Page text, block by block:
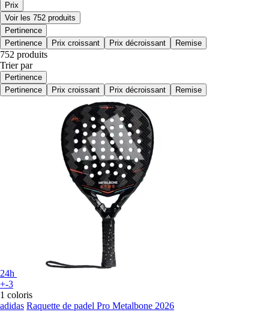
Prix
Voir les 752 produits
Pertinence
Pertinence
Prix croissant Prix décroissant Remise
752 produits
Trier par
Pertinence
Pertinence
Prix croissant Prix décroissant Remise
24h
+-3
1 coloris
adidas Raquette de padel Pro Metalbone 2026